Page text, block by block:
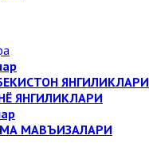
ЯНГИЛИКЛАРИ
ЯНГИЛИКЛАРИ
МАВЪИЗАЛАРИ